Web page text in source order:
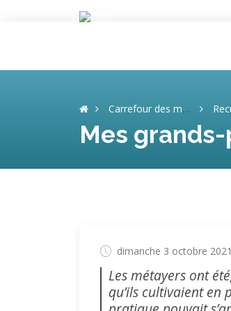
Carrefour des mémoires
Mes
dimanche 3 octobre 2021
Les métayers ont
qu’ils cultivaient en